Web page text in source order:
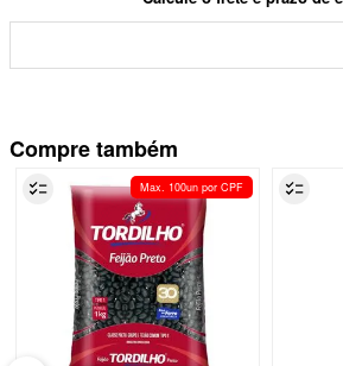
Compre também
Max. 100un por CPF